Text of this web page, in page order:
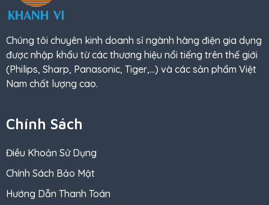
Chúng tôi chuyên kinh doanh sỉ ngành hàng điện gia dụng
được nhập khẩu từ các thương hiệu nổi tiếng trên thế giới
(Philips, Sharp, Panasonic, Tiger,…) và các sản phẩm Việt
Nam chất lượng cao.
Chính Sách
Điều Khoản Sử Dụng
Chính Sách Bảo Mật
Hướng Dẫn Thanh Toán